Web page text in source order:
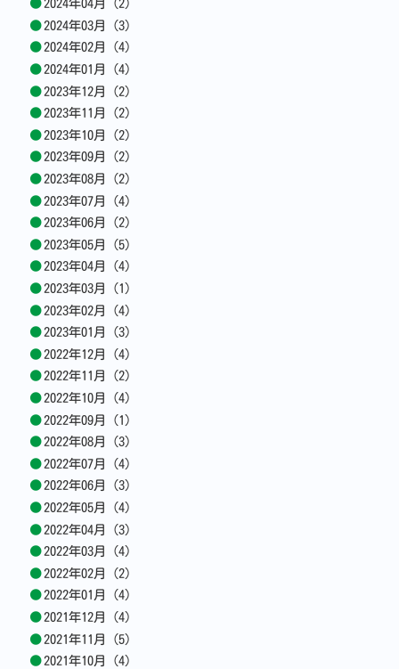
2024年04月 (2)
2024年03月 (3)
2024年02月 (4)
2024年01月 (4)
2023年12月 (2)
2023年11月 (2)
2023年10月 (2)
2023年09月 (2)
2023年08月 (2)
2023年07月 (4)
2023年06月 (2)
2023年05月 (5)
2023年04月 (4)
2023年03月 (1)
2023年02月 (4)
2023年01月 (3)
2022年12月 (4)
2022年11月 (2)
2022年10月 (4)
2022年09月 (1)
2022年08月 (3)
2022年07月 (4)
2022年06月 (3)
2022年05月 (4)
2022年04月 (3)
2022年03月 (4)
2022年02月 (2)
2022年01月 (4)
2021年12月 (4)
2021年11月 (5)
2021年10月 (4)